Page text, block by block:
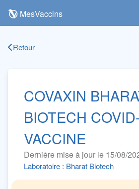
MesVaccins
Retour
COVAXIN
BIOTECH
VACCINE
Dernière mise à jour le 15/08/
Laboratoire : Bharat Biotech